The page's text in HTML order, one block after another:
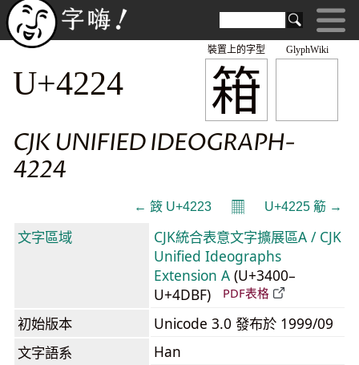
GlyphWiki
䈤
裝置上的字型
U+4224
CJK UNIFIED IDEOGRAPH-
4224
← 䈣 U+4223 𝄜 U+4225 䈥 →
文字區域
CJK統合表意文字擴展區A / CJK
Unified Ideographs
Extension A (U+3400–
U+4DBF)
PDF表格
初始版本
Unicode 3.0 發布於 1999/09
文字語系
Han